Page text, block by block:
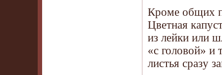
Кроме общих
Цветная
из лейки или
«с головой» и
листья сразу